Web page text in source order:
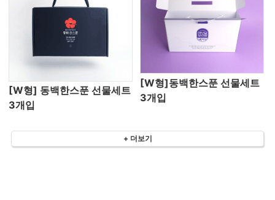
[W형] 동백한스푼 선물세트
3개입
[W형]동백한스푼 선물세트
3개입
+ 더보기